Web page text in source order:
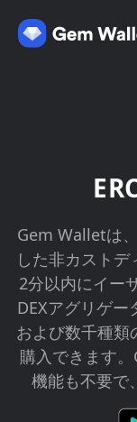
Gem Walletは
した非カストデ
2分以内にイー
DEXアグリゲー
および数千種類
購入できます
機能も不要で